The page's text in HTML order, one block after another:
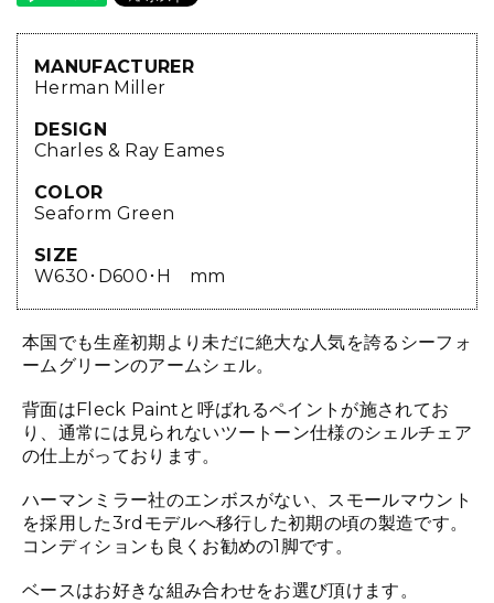
MANUFACTURER
Herman Miller
DESIGN
Charles & Ray Eames
COLOR
Seaform Green
SIZE
W630･D600･H mm
本国でも生産初期より未だに絶大な人気を誇るシーフォ
ームグリーンのアームシェル。
背面はFleck Paintと呼ばれるペイントが施されてお
り、通常には見られないツートーン仕様のシェルチェア
の仕上がっております。
ハーマンミラー社のエンボスがない、スモールマウント
を採用した3rdモデルへ移行した初期の頃の製造です。
コンディションも良くお勧めの1脚です。
ベースはお好きな組み合わせをお選び頂けます。